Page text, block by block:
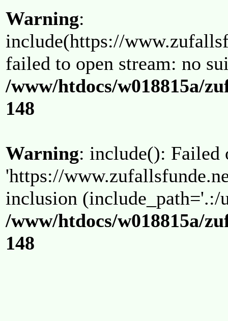
Warning:
include(https://
failed to open stream: no
/www/htdocs/w018815a/
148
Warning: include(): Failed
'https://
inclusion (include_path='.:/
/www/htdocs/w018815a/
148